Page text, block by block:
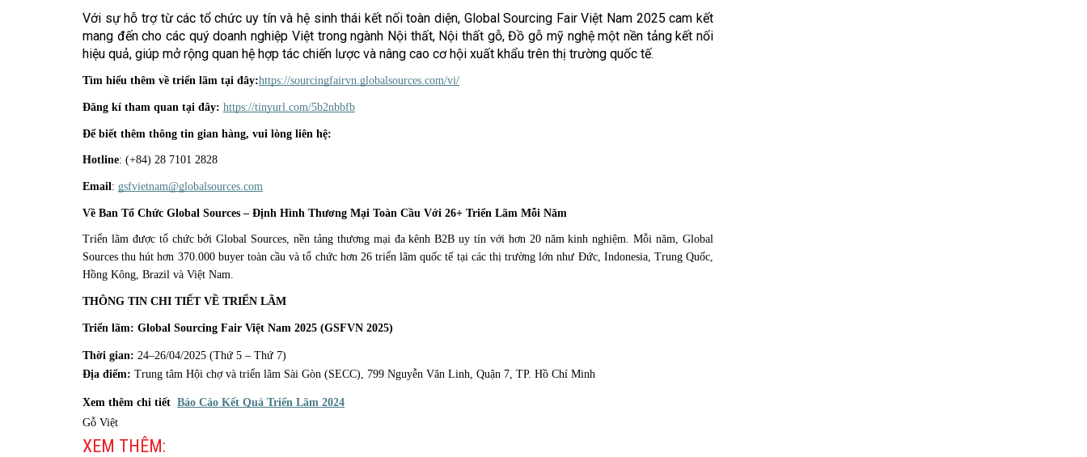
Với sự hỗ trợ từ các tổ chức uy tín và hệ sinh thái kết nối toàn diện, Global Sourcing Fair Việt Nam 2025 cam kết
mang đến cho các quý doanh nghiệp Việt trong ngành Nội thất, Nội thất gỗ, Đồ gỗ mỹ nghệ một nền tảng kết nối
hiệu quả, giúp mở rộng quan hệ hợp tác chiến lược và nâng cao cơ hội xuất khẩu trên thị trường quốc tế.
Tìm hiểu thêm về triển lãm tại đây:https://sourcingfairvn.globalsources.com/vi/
Đăng kí tham quan tại đây: https://tinyurl.com/5b2nbbfb
Để biết thêm thông tin gian hàng, vui lòng liên hệ:
Hotline: (+84) 28 7101 2828
Email : gsfvietnam@globalsources.com
Về Ban Tổ Chức Global Sources – Định Hình Thương Mại Toàn Cầu Với 26+ Triển Lãm Mỗi Năm
Triển lãm được tổ chức bởi Global Sources, nền tảng thương mại đa kênh B2B uy tín với hơn 20 năm kinh nghiệm. Mỗi năm, Global
Sources thu hút hơn 370.000 buyer toàn cầu và tổ chức hơn 26 triển lãm quốc tế tại các thị trường lớn như Đức, Indonesia, Trung Quốc,
Hồng Kông, Brazil và Việt Nam.
THÔNG TIN CHI TIẾT VỀ TRIỂN LÃM
Triển lãm: Global Sourcing Fair Việt Nam 2025 (GSFVN 2025)
Thời gian: 24–26/04/2025 (Thứ 5 – Thứ 7)
Địa điểm: Trung tâm Hội chợ và triển lãm Sài Gòn (SECC), 799 Nguyễn Văn Linh, Quận 7, TP. Hồ Chí Minh
Xem thêm chi tiết Báo Cáo Kết Quả Triển Lãm 2024
Gỗ Việt
XEM THÊM: